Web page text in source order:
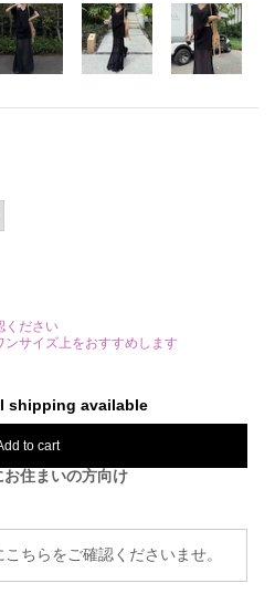
ください
サイズ上をおすすめします
shipping available
to cart
お住まいの方向け
ちらをご確認くださいませ。